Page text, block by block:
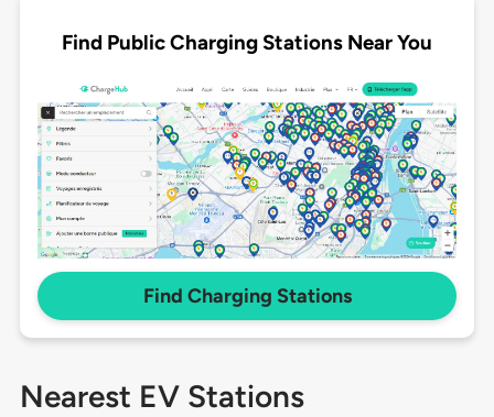
Find Public Charging Stations Near You
Find Charging Stations
Nearest EV Stations